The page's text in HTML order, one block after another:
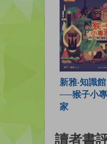
新雅‧知識館
──猴子小專
家
讀者書